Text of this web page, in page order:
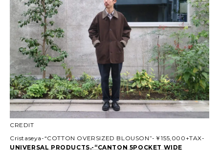
CREDIT
Cristaseya-“COTTON OVERSIZED BLOUSON”-￥155,000+TAX-
UNIVERSAL PRODUCTS.-“CANTON 5POCKET WIDE